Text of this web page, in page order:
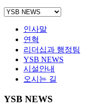
인사말
연혁
리더십과 행정팀
YSB NEWS
시설안내
오시는 길
YSB NEWS